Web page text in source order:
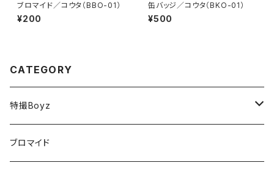
ブロマイド／コウタ（BBO-01）
¥200
缶バッジ／コウタ（BKO-01）
¥500
CATEGORY
特撮Boyz
チカラ
ブロマイド